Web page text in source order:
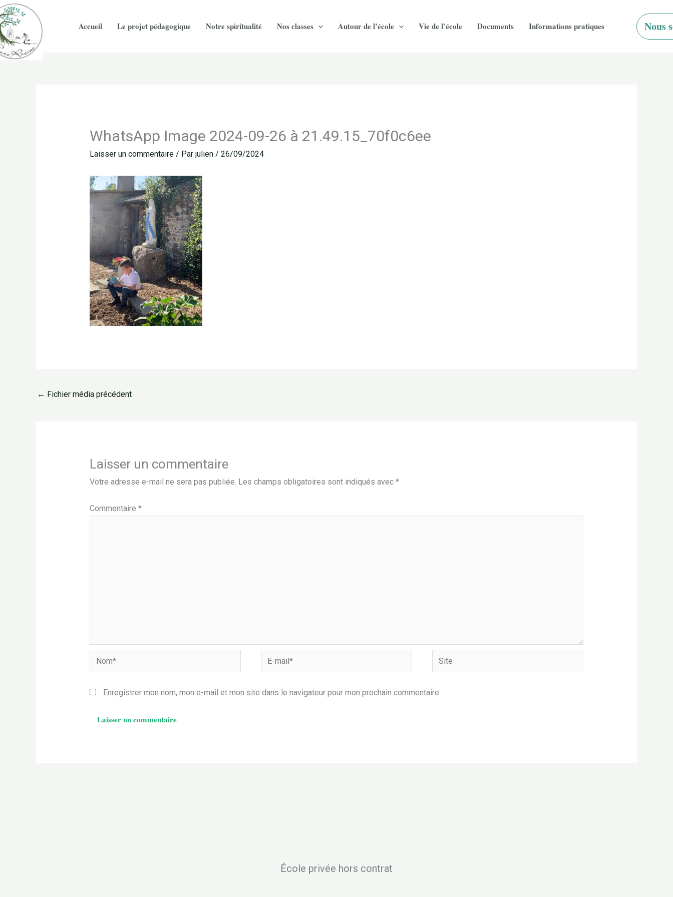
Aller
au
contenu
Accueil Le projet pédagogique Notre spiritualité Nos classes Autour de l’école Vie de l’école Documents Informations pratiques Nous
WhatsApp Image 2024-09-26 à 21.49.15_70f0c6ee
Laisser un commentaire / Par julien / 26/09/2024
← Fichier média précédent
Laisser un commentaire
Votre adresse e-mail ne sera pas publiée. Les champs obligatoires sont indiqués avec *
Commentaire *
Nom*
mail*
Site
Enregistrer mon nom, mon e-mail et mon site dans le navigateur pour mon prochain commentaire.
École privée hors contrat